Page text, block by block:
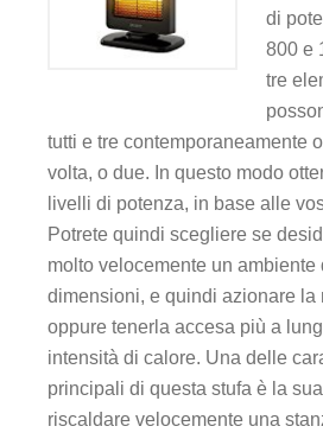
di
800 e
tre
tutti e tre contemporaneamente
volta, o due. In questo modo
livelli di potenza, in base alle
Potrete quindi scegliere se
molto velocemente un ambiente
dimensioni, e quindi azionare la
oppure tenerla accesa più a
intensità di calore. Una delle
principali di questa stufa è la
riscaldare velocemente una